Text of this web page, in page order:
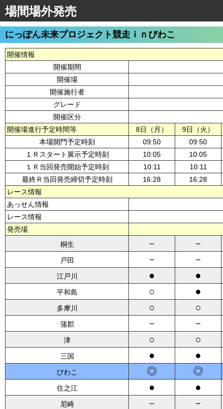
場間場外発売
にっぽん未来プロジェクト競走ｉｎびわこ
開催情報
開催期間
開催場
開催施行者
グレード
開催区分
開催場進行予定時間等
8日（月）
9日（火）
本場開門予定時刻
09:50
09:50
１Ｒスタート展示予定時刻
10:05
10:05
１Ｒ当回発売開始予定時刻
10:11
10:11
最終Ｒ当回発売締切予定時刻
16:28
16:28
レース情報
あっせん情報
レース情報
発売場
桐生
－ －
戸田 － －
江戸川 ● ●
平和島 ○ ●
多摩川 ○ ○
蒲郡 － －
津 ○ ○
三国 ● ●
びわこ ◎ ◎
住之江 ● ●
尼崎 － －